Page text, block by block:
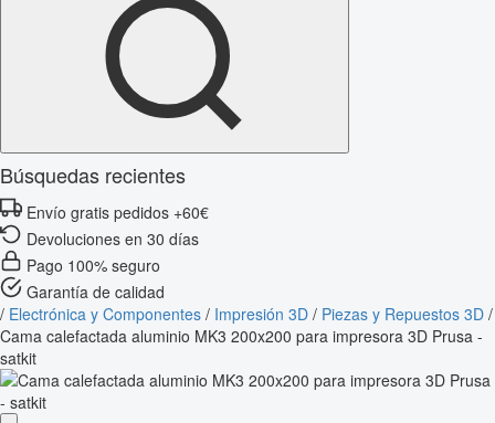
Búsquedas recientes
Envío gratis pedidos +60€
Devoluciones en 30 días
Pago 100% seguro
Garantía de calidad
/ Electrónica y Componentes / Impresión 3D / Piezas y Repuestos 3D /
Cama calefactada aluminio MK3 200x200 para impresora 3D Prusa -
satkit